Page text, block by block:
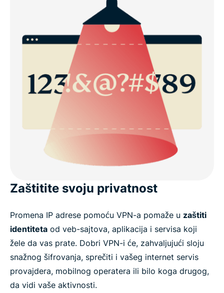
Zaštitite svoju privatnost
Promena IP adrese pomoću VPN-a pomaže u zaštiti
identiteta od veb-sajtova, aplikacija i servisa koji
žele da vas prate. Dobri VPN-i će, zahvaljujući sloju
snažnog šifrovanja, sprečiti i vašeg internet servis
provajdera, mobilnog operatera ili bilo koga drugog,
da vidi vaše aktivnosti.